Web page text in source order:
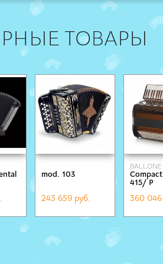
ТОВАРЫ
mod. 103
243 659 руб.
BALLONE
415/ Р
360 046